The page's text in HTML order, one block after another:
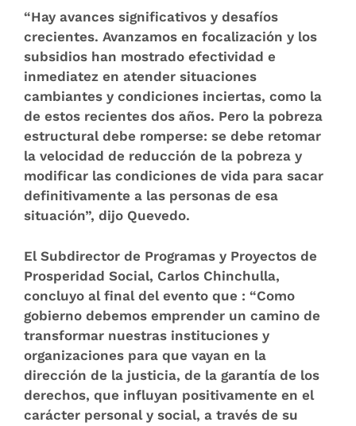
“Hay avances significativos y desafíos
crecientes. Avanzamos en focalización y los
subsidios han mostrado efectividad e
inmediatez en atender situaciones
cambiantes y condiciones inciertas, como la
de estos recientes dos años. Pero la pobreza
estructural debe romperse: se debe retomar
la velocidad de reducción de la pobreza y
modificar las condiciones de vida para sacar
definitivamente a las personas de esa
situación”, dijo Quevedo.
El Subdirector de Programas y Proyectos de
Prosperidad Social, Carlos Chinchulla,
concluyo al final del evento que : “Como
gobierno debemos emprender un camino de
transformar nuestras instituciones y
organizaciones para que vayan en la
dirección de la justicia, de la garantía de los
derechos, que influyan positivamente en el
carácter personal y social, a través de su